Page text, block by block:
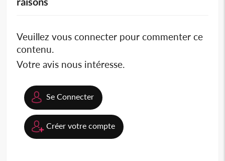
Veuillez vous connecter pour commenter ce
contenu.
Votre avis nous intéresse.
Se Connecter
Créer votre compte